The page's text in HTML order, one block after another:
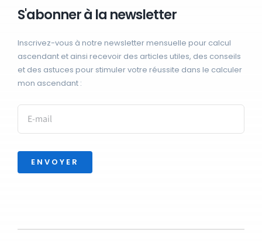
S'abonner à la newsletter
Inscrivez-vous à notre newsletter mensuelle pour calcul
ascendant et ainsi recevoir des articles utiles, des conseils
et des astuces pour stimuler votre réussite dans le calculer
mon ascendant :
ENVOYER